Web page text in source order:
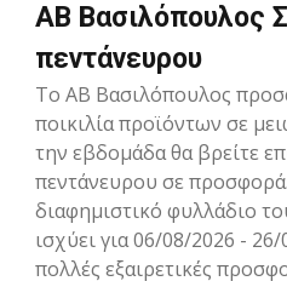
ΑΒ Βασιλόπουλος
πεντάνευρου
Το ΑΒ Βασιλόπουλος
ποικιλία προϊόντων σε
την εβδομάδα θα βρείτε
πεντάνευρου σε
διαφημιστικό φυλλάδιο
ισχύει για 06/08/2026 -
πολλές εξαιρετικές